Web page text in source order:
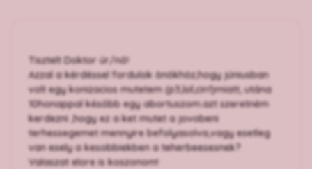
Tisztelt Doktor úr/nő!
Azzal a kérdéssel fordulok önökhöz,hogy júniusban
volt egy konizacios mutetem (p3,lsil,cin1)miatt, utána
10honappal később egy abortuszom.azt szeretném
kerdezni ,hogy ez a ket mutet a jovobeni
terhessegemet mennyire befolyasolva,vagy esetleg
van esely a kesobbiekben a teherbeesesnek?
Valaszat elore is koszonom!